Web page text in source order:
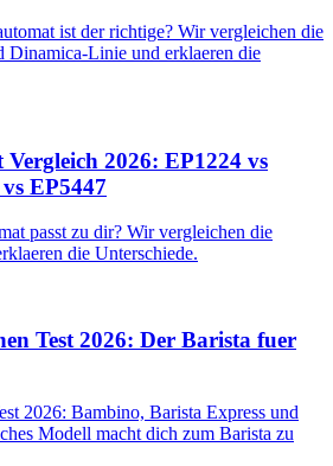
ist der richtige? Wir vergleichen die
Dinamica-Linie und erklaeren die
2026: EP1224 vs
EP5447
passt zu dir? Wir vergleichen die
die Unterschiede.
Test 2026: Der Barista fuer
2026: Bambino, Barista Express und
Modell macht dich zum Barista zu